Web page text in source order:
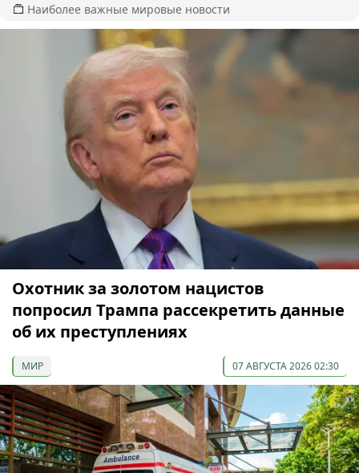
Наиболее важные мировые новости
Охотник за золотом нацистов
попросил Трампа рассекретить данные
об их преступлениях
МИР 07 АВГУСТА 2026 02:30